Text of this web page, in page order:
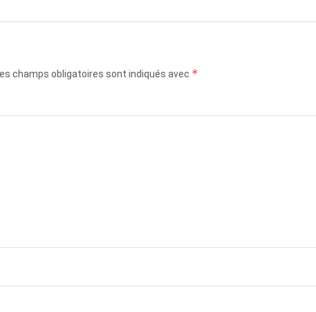
champs obligatoires sont indiqués avec *